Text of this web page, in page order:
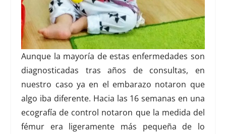
Aunque la mayoría de estas enfermedades son
diagnosticadas tras años de consultas, en
nuestro casoya en el embarazo notaron que
algo iba diferente. Hacia las 16 semanas en una
ecografía de control notaron que la medida del
fémur era ligeramente más pequeña de lo